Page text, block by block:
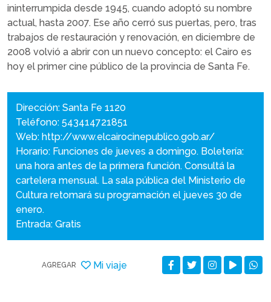
ininterrumpida desde 1945, cuando adoptó su nombre
actual, hasta 2007. Ese año cerró sus puertas, pero, tras
trabajos de restauración y renovación, en diciembre de
2008 volvió a abrir con un nuevo concepto: el Cairo es
hoy el primer cine público de la provincia de Santa Fe.
Dirección: Santa Fe 1120
Teléfono: 543414721851
Web: http://www.elcairocinepublico.gob.ar/
Horario: Funciones de jueves a domingo. Boletería:
una hora antes de la primera función. Consultá la
cartelera mensual. La sala pública del Ministerio de
Cultura retomará su programación el jueves 30 de
enero.
Entrada: Gratis
AGREGAR Mi viaje